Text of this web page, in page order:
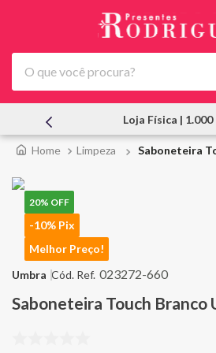
O que você procura?
Limpeza Saboneteira
20% OFF
-10% Pix
Melhor Preço!
023272-660
Umbra
Saboneteira Touch Branco